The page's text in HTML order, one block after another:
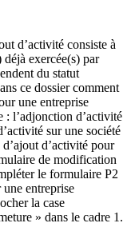
d’activité consiste à
exercée(s) par
du statut
ce dossier comment
une entreprise
l’adjonction d’activité
sur une société
d’activité pour
de modification
le formulaire P2
une entreprise
la case
» dans le cadre 1.